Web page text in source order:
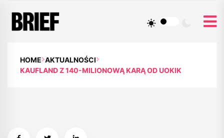
HOME AKTUALNOŚCI
KAUFLAND Z 140-MILIONOWĄ KARĄ OD UOKIK